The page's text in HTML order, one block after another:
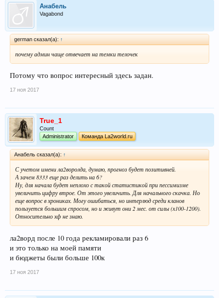
Анабель
Vagabond
german сказал(а): ↑
почему админ чаще отвечает на темки телочек
Потому что вопрос интересный здесь задан.
17 ноя 2017
True_1
Count
Administrator
Команда La2world.ru
Анабель сказал(а): ↑
С учетом имени ла2воролда, думаю, прогноз будет позитивней.
А зачем 8333 еще раз делить на 6?
Ну, для начала будет неплохо с такой статистикой при пессимизме
увеличить цифру втрое. От этого увеличить. Для начального скачка. Но
еще вопрос в хрониках. Могу ошибаться, но интерлюд среди кланов
пользуется большим спросом, но и живут они 2 мес. от силы (х100-1200).
Относительно хф не знаю.
ла2ворд после 10 года рекламировали раз 6
и это только на моей памяти
и бюджеты были больше 100к
17 ноя 2017